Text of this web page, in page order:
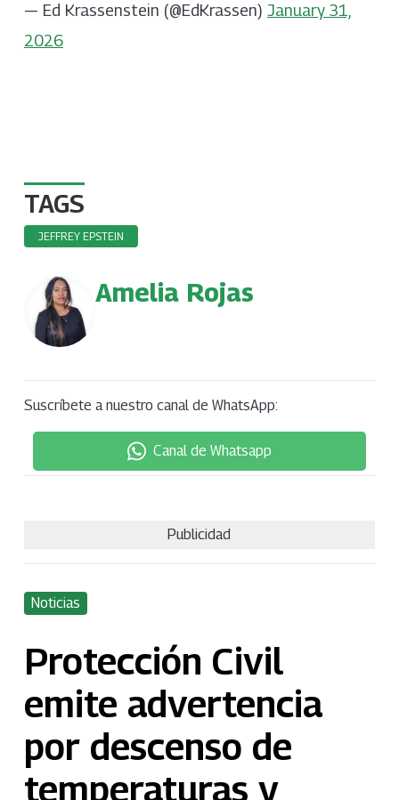
— Ed Krassenstein (@EdKrassen) January 31,
2026
TAGS
JEFFREY EPSTEIN
Amelia Rojas
Suscríbete a nuestro canal de WhatsApp:
Canal de Whatsapp
Publicidad
Noticias
Protección Civil
emite advertencia
por descenso de
temperaturas y